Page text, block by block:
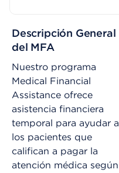
Descripción General
del MFA
Nuestro programa
Medical Financial
Assistance ofrece
asistencia financiera
temporal para ayudar a
los pacientes que
califican a pagar la
atención médica según